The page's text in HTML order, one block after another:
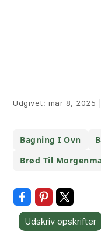
Udgivet: mar 8, 2025
Bagning I Ovn
Brød Til
Udskriv opskrifter